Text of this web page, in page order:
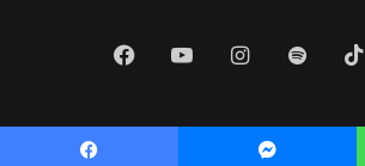
FacebookYouTubeInstagram
Spotify